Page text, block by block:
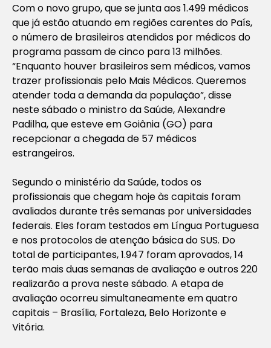
Com o novo grupo, que se junta aos 1.499 médicos
que já estão atuando em regiões carentes do País,
o número de brasileiros atendidos por médicos do
programa passam de cinco para 13 milhões.
“Enquanto houver brasileiros sem médicos, vamos
trazer profissionais pelo Mais Médicos. Queremos
atender toda a demanda da população”, disse
neste sábado o ministro da Saúde, Alexandre
Padilha, que esteve em Goiânia (GO) para
recepcionar a chegada de 57 médicos
estrangeiros.
Segundo o ministério da Saúde, todos os
profissionais que chegam hoje às capitais foram
avaliados durante três semanas por universidades
federais. Eles foram testados em Língua Portuguesa
e nos protocolos de atenção básica do SUS. Do
total de participantes, 1.947 foram aprovados, 14
terão mais duas semanas de avaliação e outros 220
realizarão a prova neste sábado. A etapa de
avaliação ocorreu simultaneamente em quatro
capitais – Brasília, Fortaleza, Belo Horizonte e
Vitória.